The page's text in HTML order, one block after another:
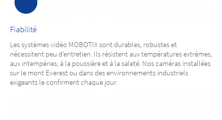
Fiabilité
Les systèmes vidéo MOBOTIX sont durables, robustes et
nécessitent peu d'entretien. Ils résistent aux températures extrêmes,
aux intempéries, à la poussière et à la saleté. Nos caméras installées
sur le mont Everest ou dans des environnements industriels
exigeants le confirment chaque jour.